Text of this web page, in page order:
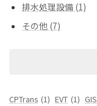
排水処理設備 (1)
その他 (7)
CPTrans (1) EVT (1) GIS